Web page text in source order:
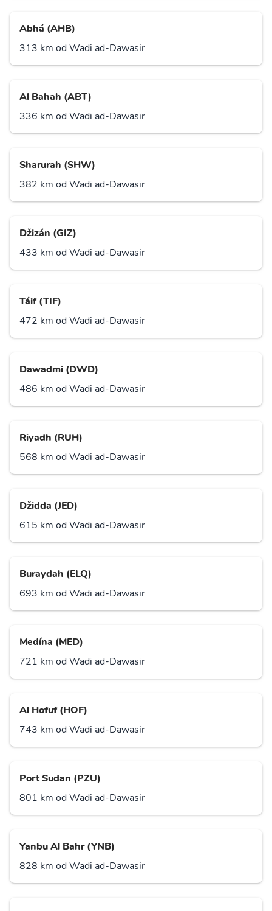
Abhá (AHB)
313 km od Wadi ad-Dawasir
Al Bahah (ABT)
336 km od Wadi ad-Dawasir
Sharurah (SHW)
382 km od Wadi ad-Dawasir
Džizán (GIZ)
433 km od Wadi ad-Dawasir
Táif (TIF)
472 km od Wadi ad-Dawasir
Dawadmi (DWD)
486 km od Wadi ad-Dawasir
Riyadh (RUH)
568 km od Wadi ad-Dawasir
Džidda (JED)
615 km od Wadi ad-Dawasir
Buraydah (ELQ)
693 km od Wadi ad-Dawasir
Medína (MED)
721 km od Wadi ad-Dawasir
Al Hofuf (HOF)
743 km od Wadi ad-Dawasir
Port Sudan (PZU)
801 km od Wadi ad-Dawasir
Yanbu Al Bahr (YNB)
828 km od Wadi ad-Dawasir